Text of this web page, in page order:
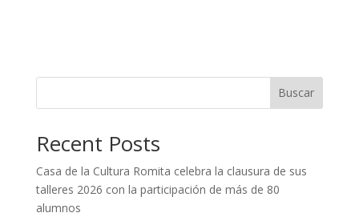
Buscar
Recent Posts
Casa de la Cultura Romita celebra la clausura de sus
talleres 2026 con la participación de más de 80
alumnos